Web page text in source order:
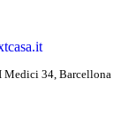
Medici 34, Barcellona